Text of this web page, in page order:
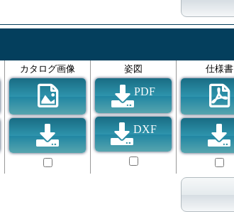
カタログ画像 姿図
PDF
DXF
仕様書